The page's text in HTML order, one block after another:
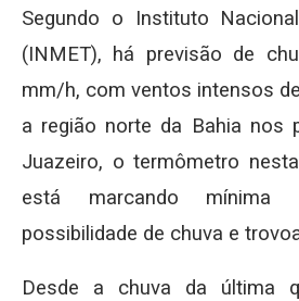
Segundo o Instituto
(INMET), há previsão de
mm/h, com ventos intensos
a região norte da Bahia nos
Juazeiro, o termômetro
está marcando mínima
possibilidade de chuva e
Desde a chuva da última